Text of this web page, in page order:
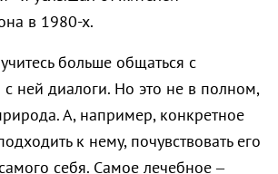
в 1980-х.
больше общаться с
с ней диалоги. Но это не в полном,
А, например, конкретное
к нему, почувствовать его
себя. Самое лечебное –